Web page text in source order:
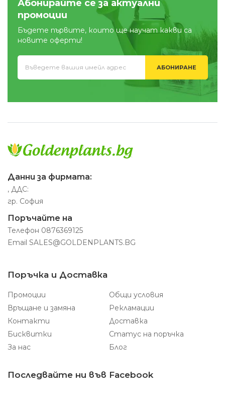
Абонирайте се за актуални
промоции
Бъдете първите, които ще научат какви са
новите оферти!
АБОНИРАНЕ
Данни за фирмата:
, ДДС:
гр. София
Поръчайте на
Телефон 0876369125
Email SALES@GOLDENPLANTS.BG
Поръчка и Доставка
Промоции
Общи условия
Връщане и замяна
Рекламации
Контакти
Доставка
Бисквитки
Статус на поръчка
За нас
Блог
Последвайте ни във Facebook